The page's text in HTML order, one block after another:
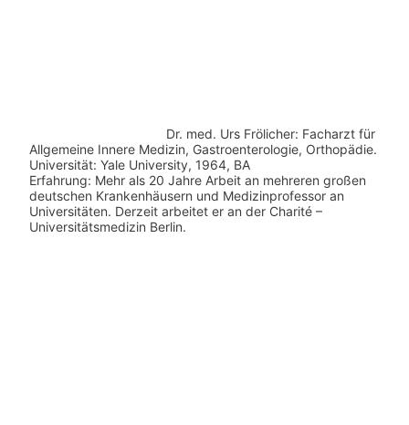
Dr. med. Urs Frölicher: Facharzt für
Allgemeine Innere Medizin, Gastroenterologie, Orthopädie.
Universität: Yale University, 1964, BA
Erfahrung: Mehr als 20 Jahre Arbeit an mehreren großen
deutschen Krankenhäusern und Medizinprofessor an
Universitäten. Derzeit arbeitet er an der Charité –
Universitätsmedizin Berlin.